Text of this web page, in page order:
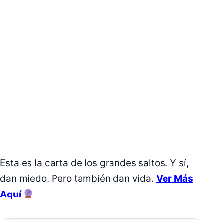
Esta es la carta de los grandes saltos. Y sí,
dan miedo. Pero también dan vida. Ver Más
Aquí